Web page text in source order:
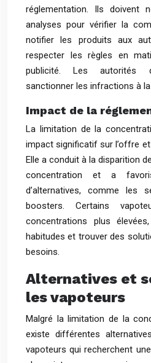
réglementation. Ils doivent
analyses pour vérifier la
notifier les produits aux
respecter les règles en
publicité. Les autorités
sanctionner les infractions à
Impact de la
La limitation de la
impact significatif sur l’offre et
Elle a conduit à la disparition
concentration et a
d’alternatives, comme les
boosters. Certains
concentrations plus
habitudes et trouver des
besoins.
Alternatives et
les vapoteurs
Malgré la limitation de la
existe différentes
vapoteurs qui recherchent